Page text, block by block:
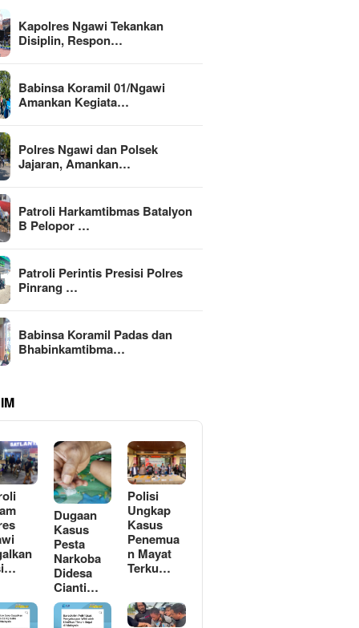
Kapolres Ngawi Tekankan
Disiplin, Respon…
Babinsa Koramil 01/Ngawi
Amankan Kegiata…
Polres Ngawi dan Polsek
Jajaran, Amankan…
Patroli Harkamtibmas Batalyon
B Pelopor …
Patroli Perintis Presisi Polres
Pinrang …
Babinsa Koramil Padas dan
Bhabinkamtibma…
Dugaan
Kasus
Pesta
Narkoba
Didesa
Cianti…
Polisi
Ungkap
Kasus
Penemua
n Mayat
Terku…